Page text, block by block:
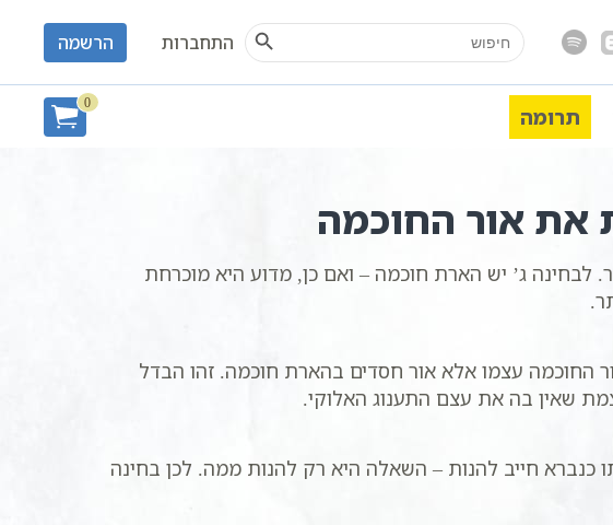
Search
for:
Search Button
התחברות הרשמה
תרומה
0
אינה מסתפקת ותובעת את אור החוכמה
את אור החוכמה
לבחינה ג’ יש הארת חוכמה – ואם כן, מדוע היא מוכרחת
החוכמה עצמו אלא אור חסדים בהארת חוכמה. זהו הבדל
שאין בה את עצם התענוג האלוקי.
כנברא חייב להנות – השאלה היא רק להנות ממה. לכן בחינה